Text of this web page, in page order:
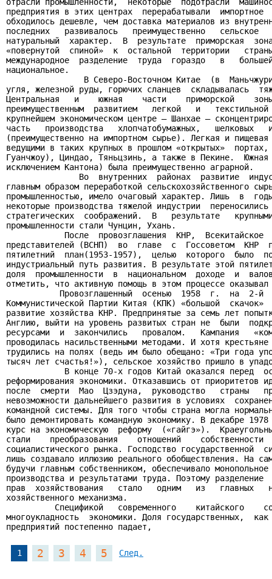
предприятия в этих центрах  перерабатывали
обходилось дешевле, чем доставка материалов из
последних   развивалось   преимущественно   сельское
натуральный  характер.  В  результате  приморская
«повернутой  спиной»  к  остальной  территории
международное  разделение  труда  гораздо   в
национальное.
В Северо-Восточном Китае  (в
угля, железной руды, горючих сланцев  складывалась
Центральная   и    южная    части    приморской    зоны
преимущественным  развитием   легкой   и
крупнейшем экономическом центре – Шанхае –
часть   производства   хлопчатобумажных,   шелковых
(преимущественно на импортном сырье). Легкая и
ведущими в таких крупных в прошлом «открытых»
Гуанчжоу), Циндао, Тяньцзинь, а также в Пекине.
исключением Кантона) была преимущественно аграрной.
Во  внутренних  районах  развитие
главным образом переработкой сельскохозяйственного
промышленностью, имело очаговый характер. Лишь  в
некоторые производства тяжелой индустрии
стратегических  соображений.  В   результате
промышленности стали Чунцин, Ухань.
После  провозглашения  КНР,  Всекитайское
представителей (ВСНП)  во  главе  с  Госсоветом  КНР
пятилетний  план(1953-1957),  целью  которого  было
индустриальный путь развития. В результате этой
доля  промышленности  в  национальном  доходе  и
отметить, что активную помощь в этом процессе
Провозглашенный  осенью  1958  г.  на  2-й
Коммунистической Партии Китая (КПК) «большой  скачок»
развитие хозяйства КНР. Предпринятые за семь лет
Англию, выйти на уровень развитых стран не  были
ресурсами  и  закончились   провалом.   Кампания
проводилась насильственными методами. И хотя
трудились на полях (ведь им было обещано: «Три года
тысяч лет счастья!»), сельское хозяйство пришло в
В конце 70-х годов Китай оказался перед
реформирования экономики. Отказавшись от приоритетов
после  смерти  Мао  Цзэдуна,  руководство   страны
невозможности дальнейшего развития в условиях
командной системы. Для того чтобы страна могла
было демонтировать командную экономику. В декабре
курс на экономическую  реформу  («гайгэ»).
стали    преобразования    отношений
социалистического рынка. Господство государственной
лишь создавало иллюзию реального обобществления. На
будучи главным собственником, обеспечивало
производства и результатами труда. Поэтому разделение
прав  хозяйствования   стало   одним   из   главных
хозяйственного механизма.
Спецификой   современного    китайского
многоукладность  экономики. Доля государственных,
предприятий постепенно падает,
1 2 3 4 5 След.